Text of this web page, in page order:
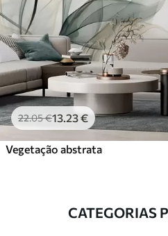
22.05€13 .23€
Vegetação abstrata
CATEGORIAS